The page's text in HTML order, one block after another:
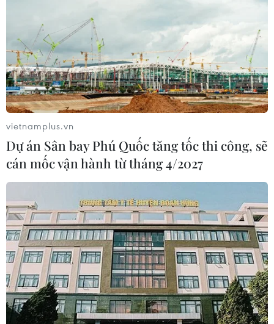
vietnamplus.vn
Dự án Sân bay Phú Quốc tăng tốc thi công, sẽ
cán mốc vận hành từ tháng 4/2027